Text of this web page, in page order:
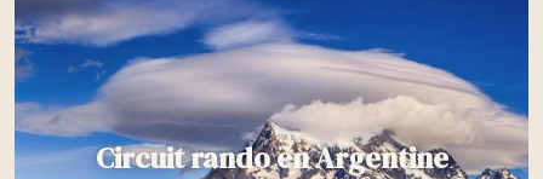
Circuit rando en Argentine